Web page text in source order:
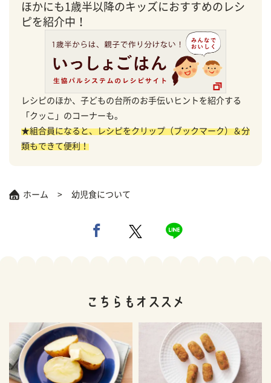
ほかにも1歳半以降のキッズにおすすめのレシ
ピを紹介中！
レシピのほか、子どもの台所のお手伝いヒントを紹介する
「クッこ」のコーナーも。
★組合員になると、レシピをクリップ（ブックマーク）＆分
類もできて便利！
ホーム 幼児食について